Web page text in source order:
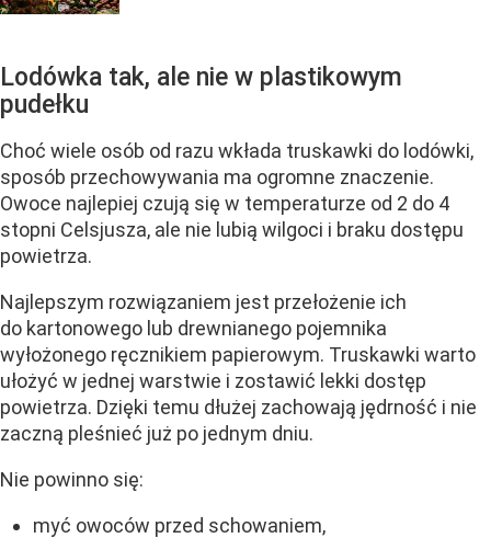
Lodówka tak, ale nie w plastikowym
pudełku
Choć wiele osób od razu wkłada truskawki do lodówki,
sposób przechowywania ma ogromne znaczenie.
Owoce najlepiej czują się w temperaturze od 2 do 4
stopni Celsjusza, ale nie lubią wilgoci i braku dostępu
powietrza.
Najlepszym rozwiązaniem jest przełożenie ich
do kartonowego lub drewnianego pojemnika
wyłożonego ręcznikiem papierowym. Truskawki warto
ułożyć w jednej warstwie i zostawić lekki dostęp
powietrza. Dzięki temu dłużej zachowają jędrność i nie
zaczną pleśnieć już po jednym dniu.
Nie powinno się:
myć owoców przed schowaniem,